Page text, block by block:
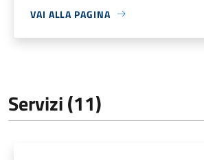
VAI ALLA PAGINA
Servizi (11)